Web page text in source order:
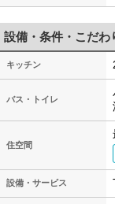
設備・条件・こだわ
キッチン
バス・トイレ
住空間
設備・サービス